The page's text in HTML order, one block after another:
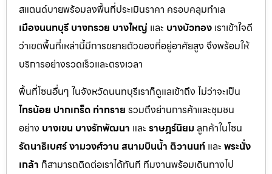
สแตนด์บายพร้อมลงพื้นที่ประเมินราคา ครอบคลุมทำเล
เมืองนนทบุรี บางกรวย บางใหญ่ และ บางบัวทอง เราเข้าใจดี
ว่าเขตพื้นที่เหล่านี้มีการขยายตัวของที่อยู่อาศัยสูง จึงพร้อมให้
บริการอย่างรวดเร็วและตรงเวลา
พื้นที่โซนอื่นๆ ในจังหวัดนนทบุรีเราก็ดูแลเข้าถึง ไม่ว่าจะเป็น
ไทรน้อย ปากเกร็ด ท่าทราย รวมถึงย่านการค้าและชุมชน
อย่าง บางเขน บางรักพัฒนา และ ราษฎร์นิยม ลูกค้าในโซน
รัตนาธิเบศร์งามวงศ์วาน สนามบินน้ำ ติวานนท์ และ พระนั่ง
เกล้า ก็สามารถติดต่อเราได้ทันที ทีมงานพร้อมเดินทางไป